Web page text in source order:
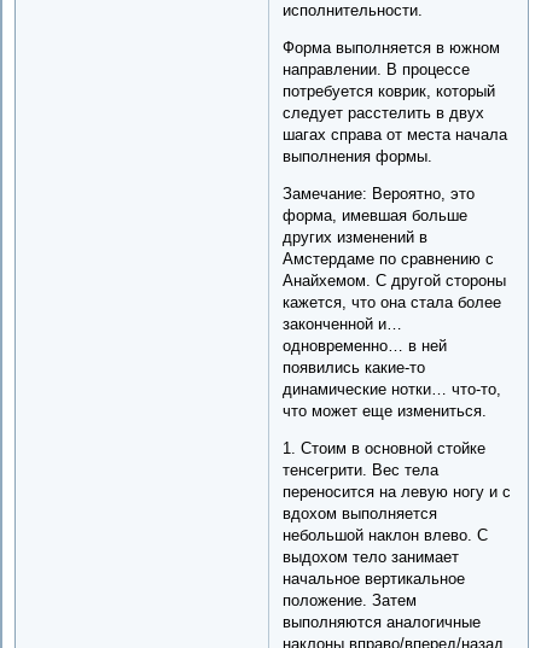
исполнительности.
Форма выполняется в южном
направлении. В процессе
потребуется коврик, который
следует расстелить в двух
шагах справа от места начала
выполнения формы.
Замечание: Вероятно, это
форма, имевшая больше
других изменений в
Амстердаме по сравнению с
Анайхемом. С другой стороны
кажется, что она стала более
законченной и…
одновременно… в ней
появились какие-то
динамические нотки… что-то,
что может еще измениться.
1. Стоим в основной стойке
тенсегрити. Вес тела
переносится на левую ногу и с
вдохом выполняется
небольшой наклон влево. С
выдохом тело занимает
начальное вертикальное
положение. Затем
выполняются аналогичные
наклоны вправо/вперед/назад